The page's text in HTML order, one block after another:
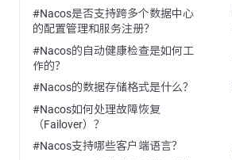
#Nacos是否支持跨多个数据中心
的配置管理和服务注册？
#Nacos的自动健康检查是如何工
作的？
#Nacos的数据存储格式是什么？
#Nacos如何处理故障恢复
（Failover）？
#Nacos支持哪些客户端语言？